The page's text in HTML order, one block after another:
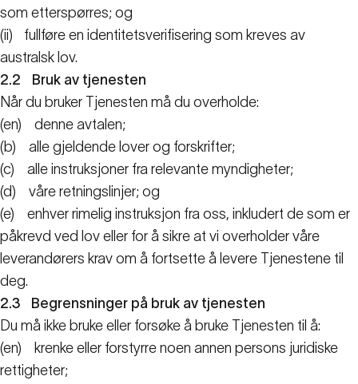
som etterspørres; og
(ii)
fullføre en identitetsverifisering som kreves av
australsk lov.
2.2
Bruk av tjenesten
Når du bruker Tjenesten må du overholde:
(en)
denne avtalen;
(b)
alle gjeldende lover og forskrifter;
(c)
alle instruksjoner fra relevante myndigheter;
(d)
våre retningslinjer; og
(e)
enhver rimelig instruksjon fra oss, inkludert de som er
påkrevd ved lov eller for å sikre at vi overholder våre
leverandørers krav om å fortsette å levere Tjenestene til
deg.
2.3
Begrensninger på bruk av tjenesten
Du må ikke bruke eller forsøke å bruke Tjenesten til å:
(en)
krenke eller forstyrre noen annen persons juridiske
rettigheter;